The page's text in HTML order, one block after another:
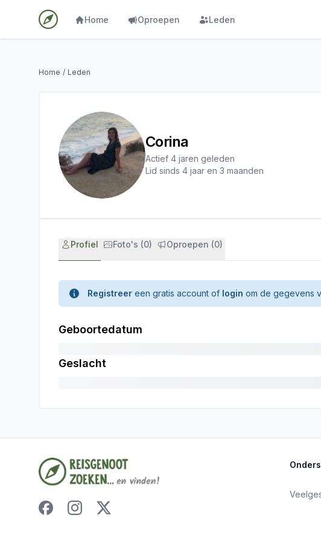
Home Oproepen Leden
Home / Leden
Corina
Actief 4 jaren geleden
Lid sinds 4 jaar en 3 maanden
Profiel Foto's (0) Oproepen (0)
Registreer een gratis account of login om de gegevens
Geboortedatum
Geslacht